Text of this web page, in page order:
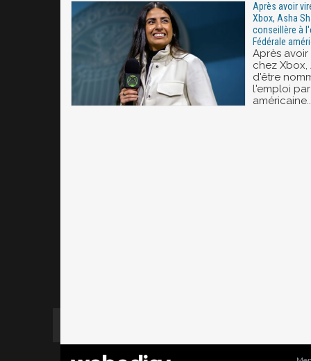
Après avoir
Xbox, Asha
conseillère à
Fédérale
Après avoir
chez Xbox,
d'être
l'emploi